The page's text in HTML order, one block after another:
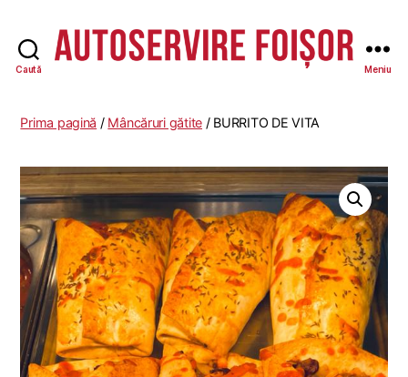
Caută
-
Meniu
Prima pagină / Mâncăruri gătite / BURRITO DE VITA